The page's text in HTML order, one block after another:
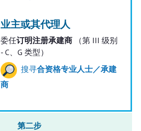
业主或其代理人
委任订明注册承建商（第 III 级别
- C、G 类型）
搜寻合资格专业人士／承建
商
第二步